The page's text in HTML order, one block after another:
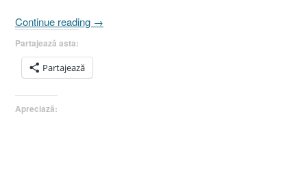
Continue reading „Orbirea
deget,
→
Partajează asta:
Partajează
Apreciază: